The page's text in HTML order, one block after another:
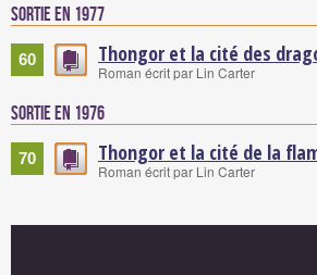
Sortie en 1977
60 Thongor et la cité des
Roman écrit par Lin Carter
Sortie en 1976
70 Thongor et la cité de la
Roman écrit par Lin Carter